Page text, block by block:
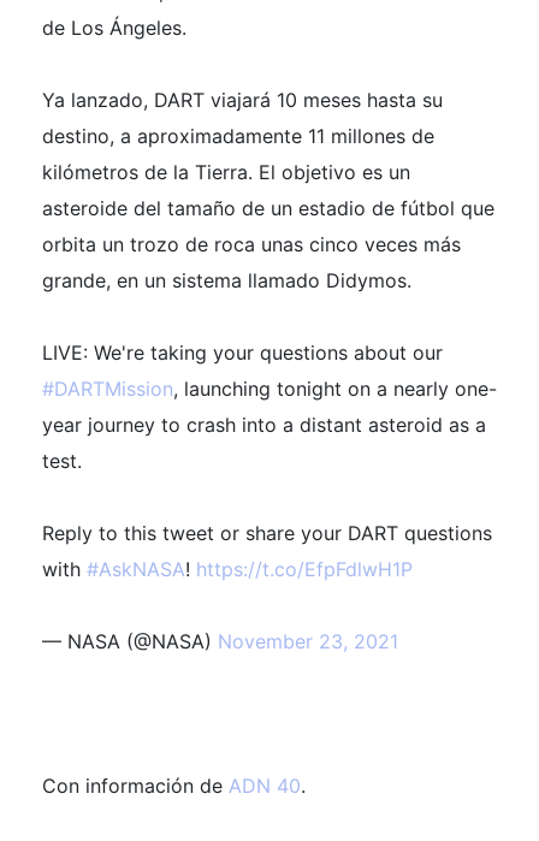
de Los Ángeles.
Ya lanzado, DART viajará 10 meses hasta su
destino, a aproximadamente 11 millones de
kilómetros de la Tierra. El objetivo es un
asteroide del tamaño de un estadio de fútbol que
orbita un trozo de roca unas cinco veces más
grande, en un sistema llamado Didymos.
LIVE: We're taking your questions about our
#DARTMission, launching tonight on a nearly one-
year journey to crash into a distant asteroid as a
test.
Reply to this tweet or share your DART questions
with #AskNASA! https://t.co/EfpFdlwH1P
— NASA (@NASA) November 23, 2021
Con información de ADN 40.